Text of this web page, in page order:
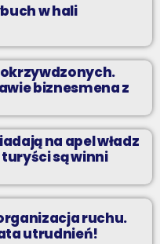
w hali
biznesmena z
na apel władz
turyści są winni
ruchu.
utrudnień!